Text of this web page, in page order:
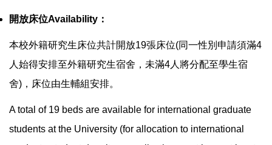
開放床位Availability ：
本校外籍研究生床位共計開放19張床位(同一性別申請須滿4
人始得安排至外籍研究生宿舍，未滿4人將分配至學生宿
舍) ，床位由生輔組安排。
A total of 19 beds are available for international graduate
students at the University (for allocation to international